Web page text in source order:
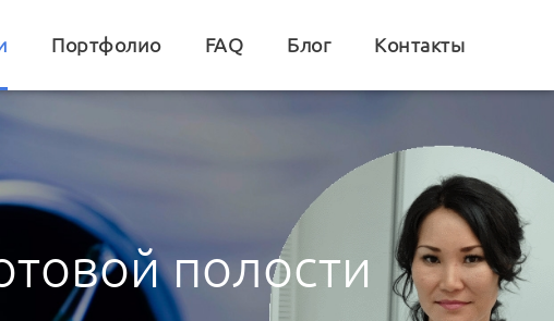
Портфолио FAQ Блог Контакты
полости